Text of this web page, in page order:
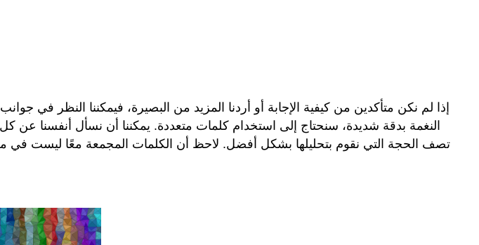
إذا لم نكن متأكدين من كيفية الإجابة أو أردنا المزيد من البصيرة، فيمكننا النظر
النغمة بدقة شديدة، سنحتاج إلى استخدام كلمات متعددة. يمكننا أن نسأل أنفسنا
تصف الحجة التي نقوم بتحليلها بشكل أفضل. لاحظ أن الكلمات المجمعة معًا ليست في